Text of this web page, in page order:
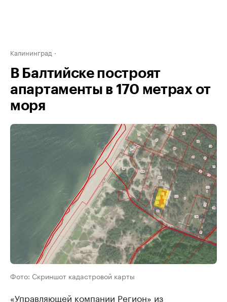
Калининград
В Балтийске построят
апартаменты в 170 метрах от
моря
Фото: Скриншот кадастровой карты
«Управляющей компании Регион» из